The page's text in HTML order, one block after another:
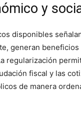
y
disponibles
generan
regularización
fiscal y las
de manera